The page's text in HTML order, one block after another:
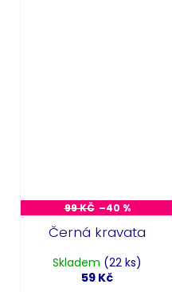
99 KČ –40 %
Černá kravata
Skladem (22 ks)
59 Kč